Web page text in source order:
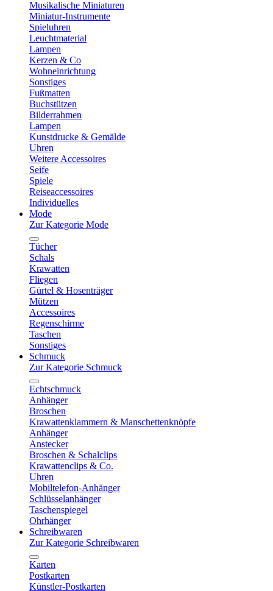
Musikalische Miniaturen
Miniatur-Instrumente
Spieluhren
Leuchtmaterial
Lampen
Kerzen & Co
Wohneinrichtung
Sonstiges
Fußmatten
Buchstützen
Bilderrahmen
Lampen
Kunstdrucke & Gemälde
Uhren
Weitere Accessoires
Seife
Spiele
Reiseaccessoires
Individuelles
Mode
Zur Kategorie Mode
Tücher
Schals
Krawatten
Fliegen
Gürtel & Hosenträger
Mützen
Accessoires
Regenschirme
Taschen
Sonstiges
Schmuck
Zur Kategorie Schmuck
Echtschmuck
Anhänger
Broschen
Krawattenklammern & Manschettenknöpfe
Anhänger
Anstecker
Broschen & Schalclips
Krawattenclips & Co.
Uhren
Mobiltelefon-Anhänger
Schlüsselanhänger
Taschenspiegel
Ohrhänger
Schreibwaren
Zur Kategorie Schreibwaren
Karten
Postkarten
Künstler-Postkarten